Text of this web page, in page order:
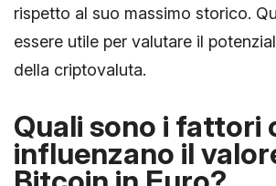
rispetto al suo massimo storico.
essere utile per valutare il
della criptovaluta.
Quali sono i fattori
influenzano il